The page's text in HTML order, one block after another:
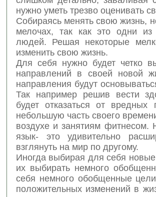
нужно уметь трезво оценивать
Собираясь менять свою жизнь,
мелочах, так как это одни
людей. Решая некоторые
изменить свою жизнь.
Для себя нужно будет четко
направлений в своей новой
направления будут
Так например решив вести
будет отказаться от
небольшую часть своего
воздухе и занятиям фитнесом.
язык- это удивительно
взглянуть на мир по другому.
Иногда выбирая для себя
их выбирать немного
себя немного обобщенные
положительных изменений в